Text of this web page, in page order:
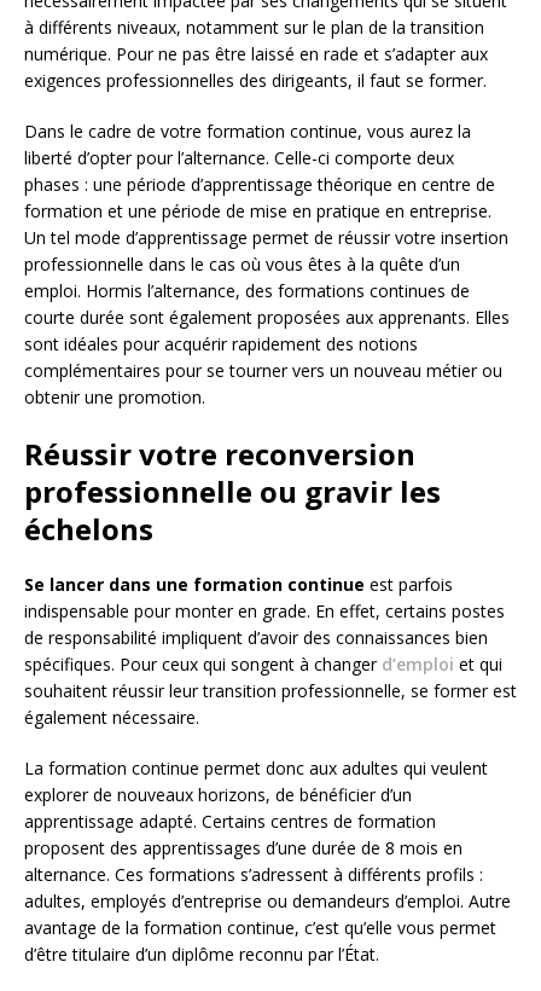
à différents niveaux, notamment sur le plan de la transition
numérique. Pour ne pas être laissé en rade et s’adapter aux
exigences professionnelles des dirigeants, il faut se former.
Dans le cadre de votre formation continue, vous aurez la
liberté d’opter pour l’alternance. Celle-ci comporte deux
phases : une période d’apprentissage théorique en centre de
formation et une période de mise en pratique en entreprise.
Un tel mode d’apprentissage permet de réussir votre insertion
professionnelle dans le cas où vous êtes à la quête d’un
emploi. Hormis l’alternance, des formations continues de
courte durée sont également proposées aux apprenants. Elles
sont idéales pour acquérir rapidement des notions
complémentaires pour se tourner vers un nouveau métier ou
obtenir une promotion.
Réussir votre reconversion
professionnelle ou gravir les
échelons
Se lancer dans une formation continue est parfois
indispensable pour monter en grade. En effet, certains postes
de responsabilité impliquent d’avoir des connaissances bien
spécifiques. Pour ceux qui songent à changer d’emploi et qui
souhaitent réussir leur transition professionnelle, se former est
également nécessaire.
La formation continue permet donc aux adultes qui veulent
explorer de nouveaux horizons, de bénéficier d’un
apprentissage adapté. Certains centres de formation
proposent des apprentissages d’une durée de 8 mois en
alternance. Ces formations s’adressent à différents profils :
adultes, employés d’entreprise ou demandeurs d’emploi. Autre
avantage de la formation continue, c’est qu’elle vous permet
d’être titulaire d’un diplôme reconnu par l’État.